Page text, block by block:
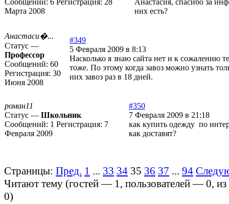
Сообщений: 6 Регистрация: 28
Марта 2008
Анастасия, спасибо за
них есть?
Анастаси�...
Статус —
Профессор
Сообщений: 60
Регистрация: 30
Июня 2008
#349
5 Февраля 2009 в 8:13
Насколько я знаю сайта нет и к сожалению
тоже. По этому когда завоз можно узнать
них завоз раз в 18 дней.
роман11
Статус — Школьник
Сообщений: 1 Регистрация: 7
Февраля 2009
#350
7 Февраля 2009 в 21:18
как купить одежду по
как доставят?
Страницы: Пред. 1 ... 33 34 35 36 37 ... 94
Читают тему (гостей — 1, пользователей —0,
0)